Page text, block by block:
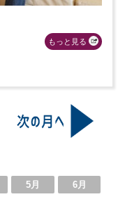
もっと見る
5月 6月